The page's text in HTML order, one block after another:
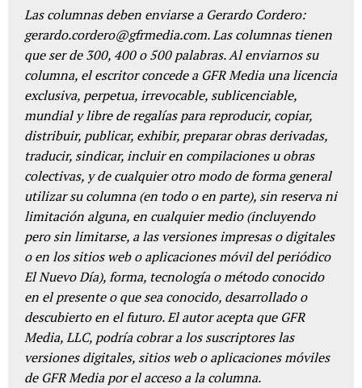
Las columnas deben enviarse a Gerardo Cordero:
gerardo.cordero@gfrmedia.com. Las columnas tienen
que ser de 300, 400 o 500 palabras. Al enviarnos su
columna, el escritor concede a GFR Media una licencia
exclusiva, perpetua, irrevocable, sublicenciable,
mundial y libre de regalías para reproducir, copiar,
distribuir, publicar, exhibir, preparar obras derivadas,
traducir, sindicar, incluir en compilaciones u obras
colectivas, y de cualquier otro modo de forma general
utilizar su columna (en todo o en parte), sin reserva ni
limitación alguna, en cualquier medio (incluyendo
pero sin limitarse, a las versiones impresas o digitales
o en los sitios web o aplicaciones móvil del periódico
El Nuevo Día), forma, tecnología o método conocido
en el presente o que sea conocido, desarrollado o
descubierto en el futuro. El autor acepta que GFR
Media, LLC, podría cobrar a los suscriptores las
versiones digitales, sitios web o aplicaciones móviles
de GFR Media por el acceso a la columna.